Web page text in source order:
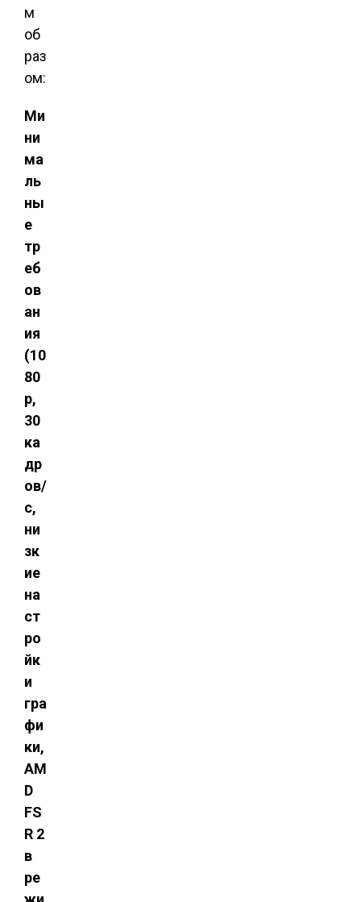
м
об
раз
ом:
Ми
ни
ма
ль
ны
е
тр
еб
ов
ан
ия
(10
80
p,
30
ка
др
ов/
с,
ни
зк
ие
на
ст
ро
йк
и
гра
фи
ки,
AM
D
FS
R 2
в
ре